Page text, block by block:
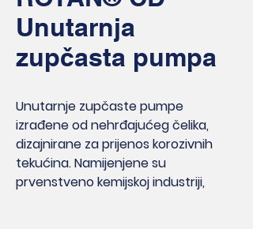
Unutarnja
zupčasta pumpa
Unutarnje zupčaste pumpe
izrađene od nehrđajućeg čelika,
dizajnirane za prijenos korozivnih
tekućina. Namijenjene su
prvenstveno kemijskoj industriji,